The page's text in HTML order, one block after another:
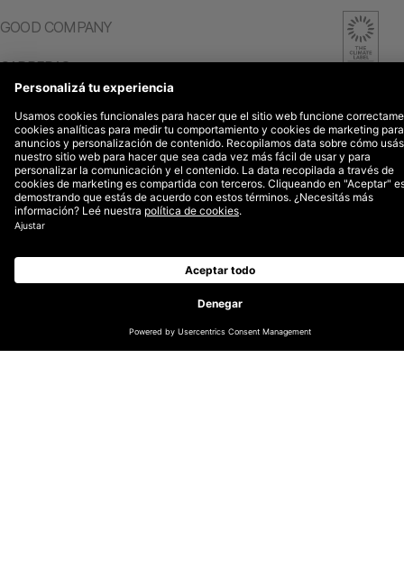
CAMBIAR UBICACIÓN
GLOBAL
GOOD COMPANY
CARRERAS